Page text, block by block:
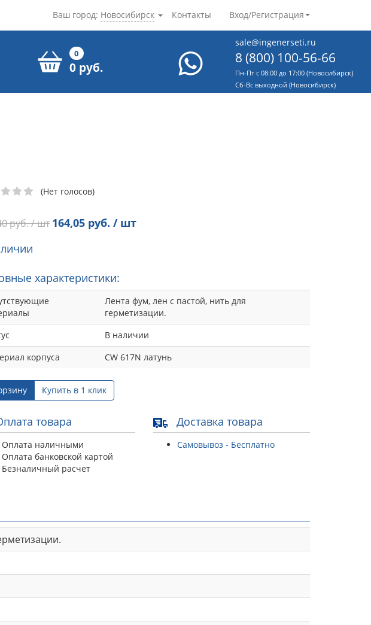
Контакты Вход/Регистрация
Ваш город: Новосибирск
0
0 руб.
sale@ingenerseti.ru
8 (800) 100-56-66
Пн-Пт с 08:00 до 17:00 (Новосибирск)
Cб-Вс выходной (Новосибирск)
(Нет голосов)
руб. / шт 164,05 руб. / шт
характеристики:
Лента фум, лен с пастой, нить для
герметизации.
В наличии
корпуса
CW 617N латунь
Купить в 1 клик
товара
Оплата наличными
Оплата банковской картой
Безналичный расчет
Доставка товара
Самовывоз - Бесплатно